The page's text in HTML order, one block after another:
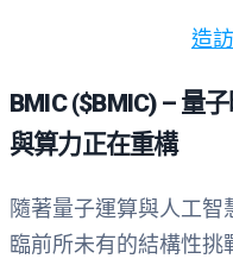
造
BMIC ($BMIC) – 量
與算力正在重構
隨著量子運算與人工
臨前所未有的結構性挑